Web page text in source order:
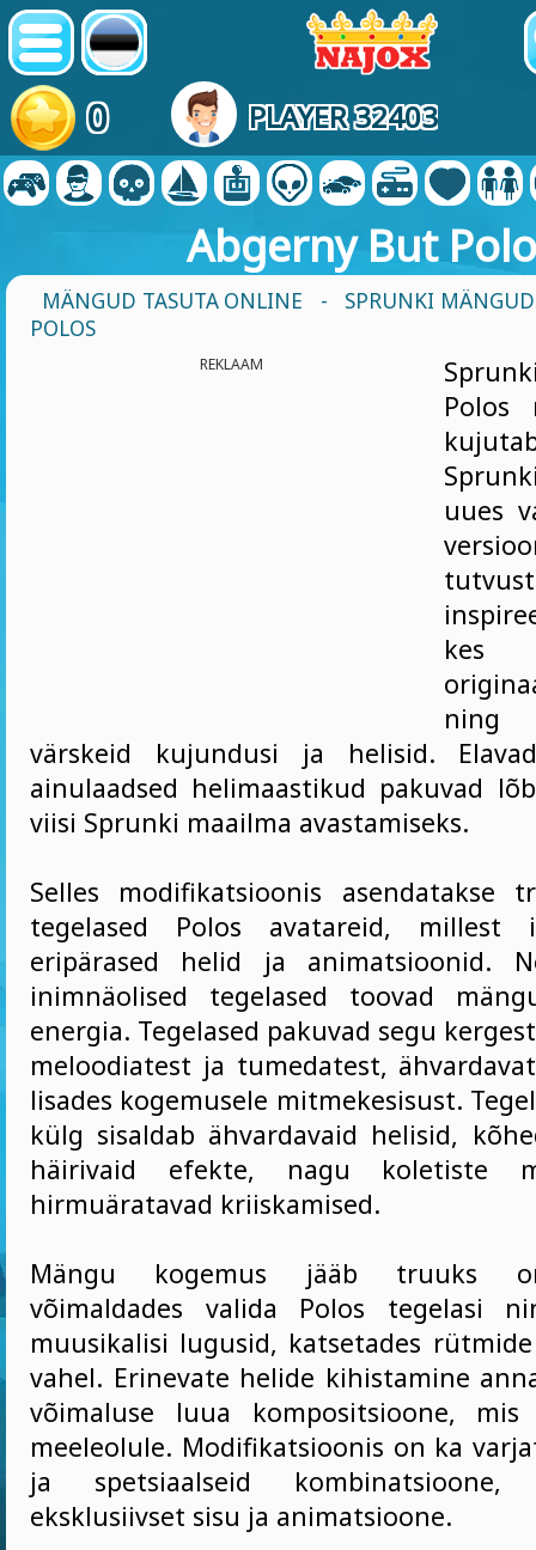
0 PLAYER 32403
Abgerny But
MÄNGUD TASUTA ONLINE -
SPRUNKI MÄNGUD
POLOS
REKLAAM
Polos
uues
kes
värskeid kujundusi ja helisid.
ainulaadsed helimaastikud pakuvad
viisi Sprunki maailma avastamiseks.
Selles modifikatsioonis asendatakse
tegelased Polos avatareid,
eripärased helid ja animatsioonid.
inimnäolised tegelased toovad
energia. Tegelased pakuvad segu
meloodiatest ja tumedatest,
lisades kogemusele mitmekesisust.
külg sisaldab ähvardavaid helisid,
häirivaid efekte, nagu koletiste
hirmuäratavad kriiskamised.
Mängu kogemus jääb truuks
võimaldades valida Polos tegelasi
muusikalisi lugusid, katsetades
vahel. Erinevate helide kihistamine
võimaluse luua kompositsioone, mis
meeleolule. Modifikatsioonis on ka
ja spetsiaalseid
eksklusiivset sisu ja animatsioone.